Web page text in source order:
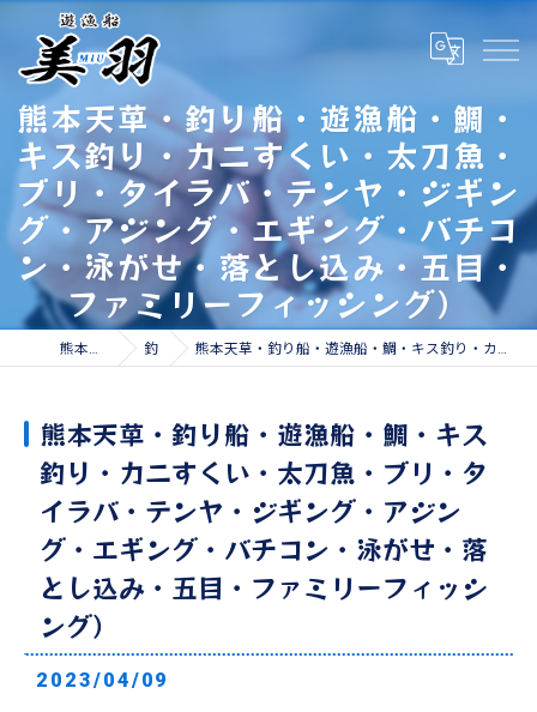
熊本天草・釣り船・遊漁船・鯛・
キス釣り・カニすくい・太刀魚・
ブリ・タイラバ・テンヤ・ジギン
グ・アジング・エギング・バチコ
ン・泳がせ・落とし込み・五目・
ファミリーフィッシング）
熊本の遊漁船なら遊漁船 美羽 釣果情報 熊本天草・釣り船・遊漁船・鯛・キス釣り・カニすくい・太刀魚・ブリ・タイラバ・テンヤ・ジギング・アジング・エギング・バチコン・泳がせ・落とし込み・五目・ファミリーフィッシング）
熊本天草・釣り船・遊漁船・鯛・キス
釣り・カニすくい・太刀魚・ブリ・タ
イラバ・テンヤ・ジギング・アジン
グ・エギング・バチコン・泳がせ・落
とし込み・五目・ファミリーフィッシ
ング）
2023/04/09